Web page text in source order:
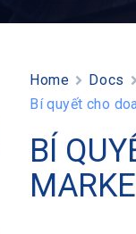
Home Docs
Bí quyết cho
BÍ